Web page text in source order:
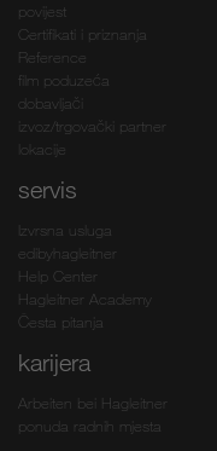
povijest
Certifikati i priznanja
Reference
film poduzeća
dobavljači
izvoz/trgovački partner
lokacije
servis
Izvrsna usluga
edibyhagleitner
Help Center
Hagleitner Academy
Česta pitanja
karijera
Arbeiten bei Hagleitner
ponuda radnih mjesta